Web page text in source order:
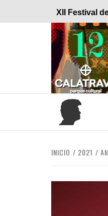
XII Festival
INICIO 2021